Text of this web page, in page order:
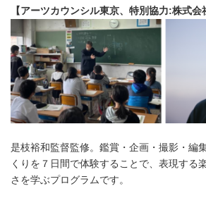
【アーツカウンシル東京、特別協力:株式会
是枝裕和監督監修。鑑賞・企画・撮影・編
くりを７日間で体験することで、表現する
さを学ぶプログラムです。